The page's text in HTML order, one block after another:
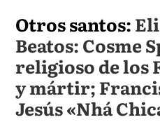
Otros santos:
Beatos: Cosme
religioso de los
y mártir;
Jesús «Nhá